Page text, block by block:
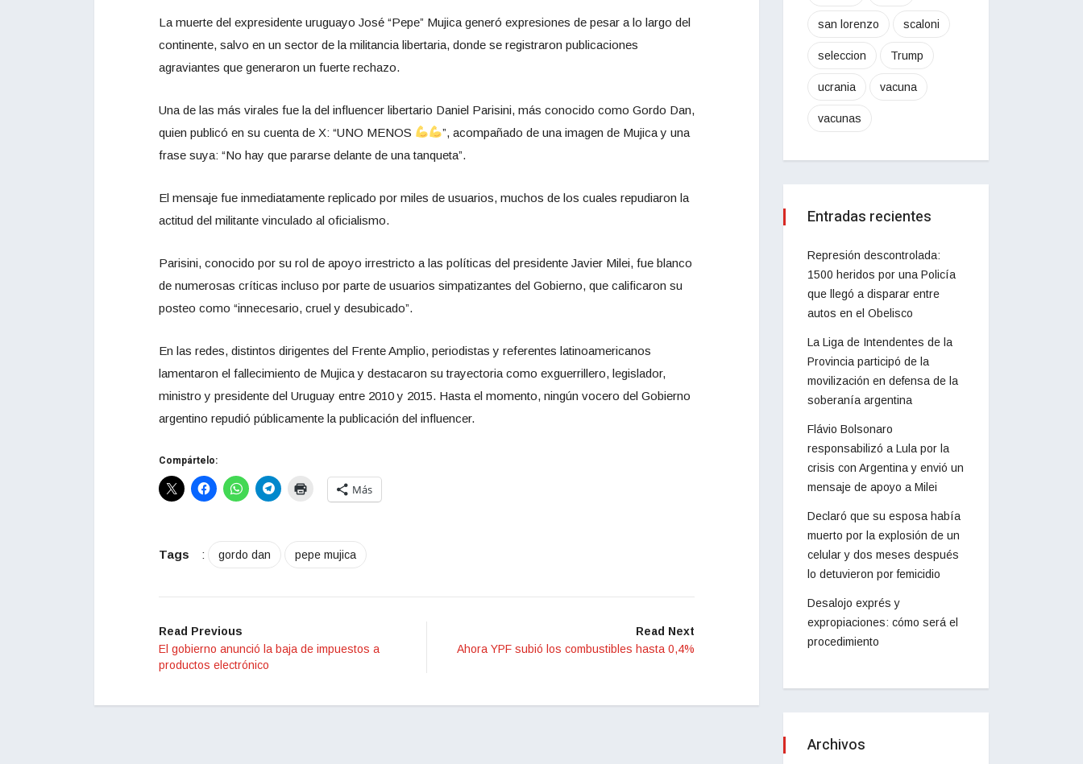
La muerte del expresidente uruguayo José “Pepe” Mujica generó expresiones de pesar a lo largo del
continente, salvo en un sector de la militancia libertaria, donde se registraron publicaciones
agraviantes que generaron un fuerte rechazo.
Una de las más virales fue la del influencer libertario Daniel Parisini, más conocido como Gordo Dan,
quien publicó en su cuenta de X: “UNO MENOS
”, acompañado de una imagen de Mujica y una
frase suya: “No hay que pararse delante de una tanqueta”.
El mensaje fue inmediatamente replicado por miles de usuarios, muchos de los cuales repudiaron la
actitud del militante vinculado al oficialismo.
Parisini, conocido por su rol de apoyo irrestricto a las políticas del presidente Javier Milei, fue blanco
de numerosas críticas incluso por parte de usuarios simpatizantes del Gobierno, que calificaron su
posteo como “innecesario, cruel y desubicado”.
En las redes, distintos dirigentes del Frente Amplio, periodistas y referentes latinoamericanos
lamentaron el fallecimiento de Mujica y destacaron su trayectoria como exguerrillero, legislador,
ministro y presidente del Uruguay entre 2010 y 2015. Hasta el momento, ningún vocero del Gobierno
argentino repudió públicamente la publicación del influencer.
Compártelo:
Más
Tags : gordo dan pepe mujica
Read Previous
El gobierno anunció la baja de impuestos a
productos electrónico
Read Next
Ahora YPF subió los combustibles hasta 0,4%
san lorenzo scaloni
seleccion Trump
ucrania vacuna
vacunas
Entradas recientes
Represión descontrolada:
1500 heridos por una Policía
que llegó a disparar entre
autos en el Obelisco
La Liga de Intendentes de la
Provincia participó de la
movilización en defensa de la
soberanía argentina
Flávio Bolsonaro
responsabilizó a Lula por la
crisis con Argentina y envió un
mensaje de apoyo a Milei
Declaró que su esposa había
muerto por la explosión de un
celular y dos meses después
lo detuvieron por femicidio
Desalojo exprés y
expropiaciones: cómo será el
procedimiento
Archivos